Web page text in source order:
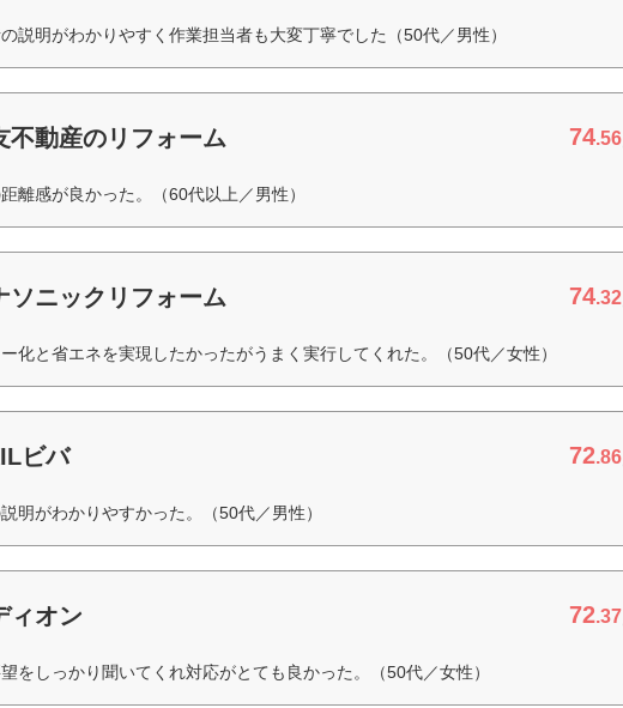
説明がわかりやすく作業担当者も大変丁寧でした（50代／男性）
不動産のリフォーム 74.56
離感が良かった。（60代以上／男性）
ソニックリフォーム 74.32
化と省エネを実現したかったがうまく実行してくれた。（50代／女性）
ビバ 72.86
明がわかりやすかった。（50代／男性）
ィオン 72.37
をしっかり聞いてくれ対応がとても良かった。（50代／女性）